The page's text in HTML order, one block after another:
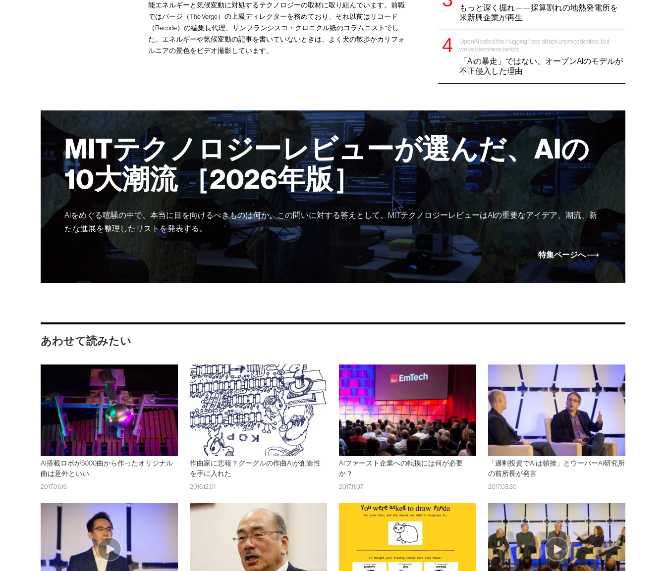
もっと深く掘れ——採算割れの地熱発電所を
米新興企業が再生
OpenAI called the Hugging Face attack unprecedented. But
we’ve been here before.
「AIの暴走」ではない、オープンAIのモデルが
不正侵入した理由
能エネルギーと気候変動に対処するテクノロジーの取材に取り組んでいます。前職
ではバージ（The Verge）の上級ディレクターを務めており、それ以前はリコード
（Recode）の編集長代理、サンフランシスコ・クロニクル紙のコラムニストでし
た。エネルギーや気候変動の記事を書いていないときは、よく犬の散歩かカリフォ
ルニアの景色をビデオ撮影しています。
MITテクノロジーレビューが選んだ、AIの
10大潮流 ［2026年版］
AIをめぐる喧騒の中で、本当に目を向けるべきものは何か。この問いに対する答えとして、MITテクノロジーレビューはAIの重要なアイデア、潮流、新
たな進展を整理したリストを発表する。
特集ページへ
あわせて読みたい
AI搭載ロボが5000曲から作ったオリジナル
曲は意外といい
2017.06.16
作曲家に悲報？グーグルの作曲AIが創造性
を手に入れた
2016.12.01
AIファースト企業への転換には何が必要
か？
2017.11.07
「過剰投資でAIは頓挫」とウーバーAI研究所
の前所長が発言
2017.03.30